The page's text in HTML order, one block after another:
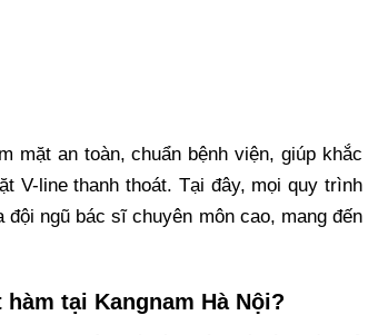
mặt an toàn, chuẩn bệnh viện, giúp khắc
V-line thanh thoát. Tại đây, mọi quy trình
ngũ bác sĩ chuyên môn cao, mang đến
tại Kangnam Hà Nội?